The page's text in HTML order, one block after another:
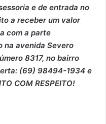
e de entrada no
a receber um valor
com a parte
na avenida Severo
8317, no bairro
(69) 98494-1934 e
COM RESPEITO!